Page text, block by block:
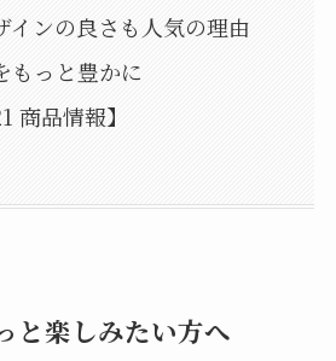
インの良さも人気の理由
もっと豊かに
商品情報】
と楽しみたい方へ